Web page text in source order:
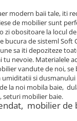
modern baii tale, iti
de mobilier sunt
zi obositoare la locul
bucura de sisteml Soft
sa iti depoziteze
tu nevoie. Materialele
vandute de noi, se
si
la noi mobila baie,
seturi mobilier baie.
mobilier de